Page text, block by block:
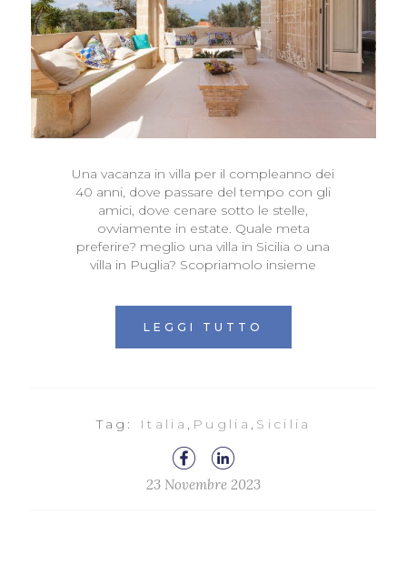
Una vacanza in villa per il compleanno dei
40 anni, dove passare del tempo con gli
amici, dove cenare sotto le stelle,
ovviamente in estate. Quale meta
preferire? meglio una villa in Sicilia o una
villa in Puglia? Scopriamolo insieme
LEGGI TUTTO
Tag: Italia , Puglia , Sicilia
23 Novembre 2023